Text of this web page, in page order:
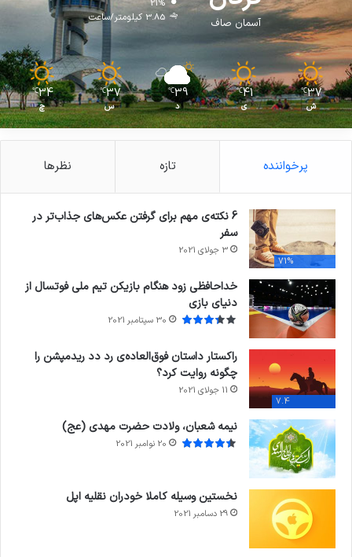
آسمان صاف
21%
3.85 کیلومتر/ساعت
37
℃
ش
41
℃
ی
39
℃
د
37
℃
س
34
℃
چ
پرخواننده تازه نظرها
71%
6 نکته‌ی مهم برای گرفتن عکس‌های جذاب‌تر در
سفر
3 جولای 2021
خداحافظی زود هنگام بازیکن تیم ملی فوتسال از
دنیای بازی
30 سپتامبر 2021
7.4
راکستار داستان فوق‌العاده‌ی رد دد ریدمپشن را
چگونه روایت کرد؟
11 جولای 2021
نیمه شعبان، ولادت حضرت مهدی (عج)
20 نوامبر 2021
نخستین وسیله کاملا خودران نقلیه اپل
29 دسامبر 2021